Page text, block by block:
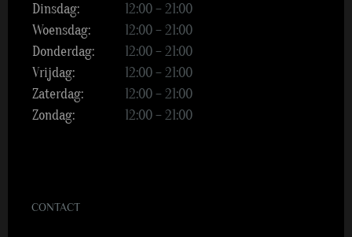
Dinsdag:
12:00 – 21:00
Woensdag:
12:00 – 21:00
Donderdag:
12:00 – 21:00
Vrijdag:
12:00 – 21:00
Zaterdag:
12:00 – 21:00
Zondag:
12:00 – 21:00
CONTACT